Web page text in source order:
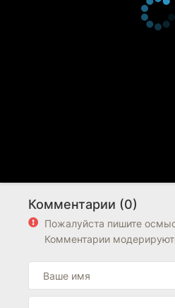
Комментарии (0)
Пожалуйста пишите
Комментарии